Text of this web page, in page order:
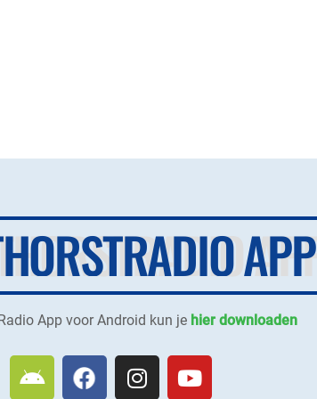
APP
App voor Android kun je hier downloaden